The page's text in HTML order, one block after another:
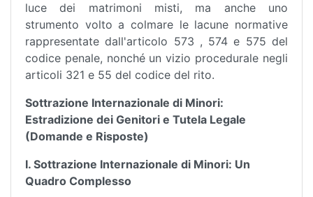
luce dei matrimoni misti, ma anche uno
strumento volto a colmare le lacune normative
rappresentate dall'articolo 573 , 574 e 575 del
codice penale, nonché un vizio procedurale negli
articoli 321 e 55 del codice del rito.
Sottrazione Internazionale di Minori:
Estradizione dei Genitori e Tutela Legale
(Domande e Risposte)
I. Sottrazione Internazionale di Minori: Un
Quadro Complesso